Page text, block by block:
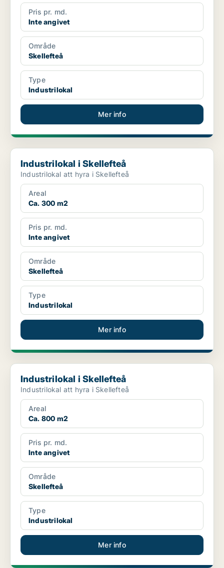
Pris pr. md.
Inte angivet
Område
Skellefteå
Type
Industrilokal
Mer info
Industrilokal i Skellefteå
Industrilokal i Skellefteå
Industrilokal att hyra i Skellefteå
Areal
Ca. 300 m2
Pris pr. md.
Inte angivet
Område
Skellefteå
Type
Industrilokal
Mer info
Industrilokal i Skellefteå
Industrilokal i Skellefteå
Industrilokal att hyra i Skellefteå
Areal
Ca. 800 m2
Pris pr. md.
Inte angivet
Område
Skellefteå
Type
Industrilokal
Mer info